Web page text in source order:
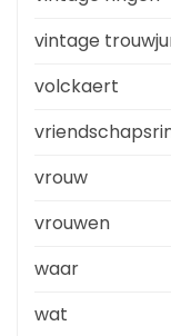
vintage
volckaert
vrouw
vrouwen
waar
wat